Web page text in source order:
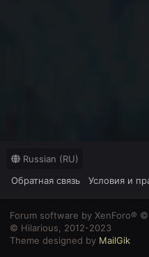
Russian (RU)
Обратная связь
Условия и
Forum software by XenForo®
© Hilarious, 2012-2023
Theme designed by MailGik